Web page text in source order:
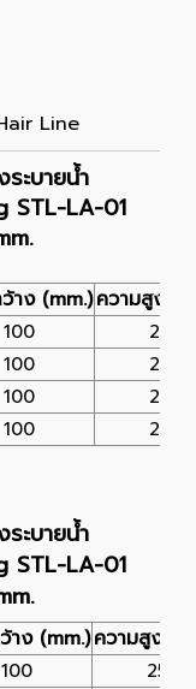
Line
ะบายน้ำ
STL-LA-01
าง (mm.)ความสูง
100
25
100
25
100
25
100 25
ะบายน้ำ
STL-LA-01
าง (mm.)ความสูง
100
25